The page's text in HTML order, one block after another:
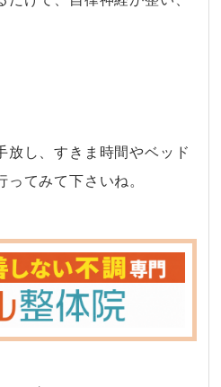
放し、すきま時間やベッド
てみて下さいね。